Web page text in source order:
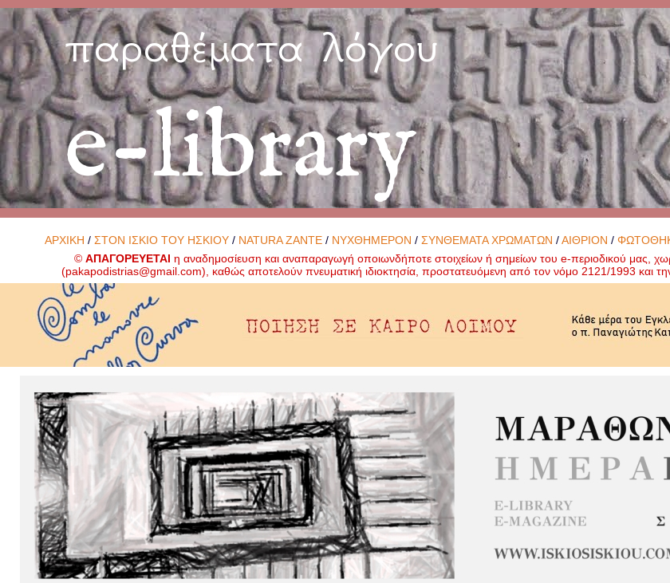
παραθέματα λόγου
e-library
ΑΡΧΙΚΗ /ΣΤΟΝ ΙΣΚΙΟ ΤΟΥ ΗΣΚΙΟΥ / NATURA ZANTE / ΝΥΧΘΗΜΕΡΟΝ /ΣΥΝΘΕΜΑΤΑ ΧΡΩΜΑΤΩΝ /ΑΙΘΡΙΟΝ /
©ΑΠΑΓΟΡΕΥΕΤΑΙ η αναδημοσίευση και αναπαραγωγή οποιωνδήποτε στοιχείων ή σημείων του e-περιοδικού μας,
(pakapodistrias@gmail.com), καθώς αποτελούν πνευματική ιδιοκτησία, προστατευόμενη από τον νόμο 2121/1993 και